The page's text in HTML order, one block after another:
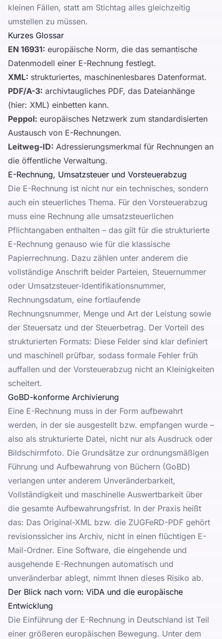
kleinen Fällen, statt am Stichtag alles gleichzeitig
umstellen zu müssen.
Kurzes Glossar
EN 16931: europäische Norm, die das semantische
Datenmodell einer E-Rechnung festlegt.
XML: strukturiertes, maschinenlesbares Datenformat.
PDF/A-3: archivtaugliches PDF, das Dateianhänge
(hier: XML) einbetten kann.
Peppol: europäisches Netzwerk zum standardisierten
Austausch von E-Rechnungen.
Leitweg-ID: Adressierungsmerkmal für Rechnungen an
die öffentliche Verwaltung.
E-Rechnung, Umsatzsteuer und Vorsteuerabzug
Die E-Rechnung ist nicht nur ein technisches, sondern
auch ein steuerliches Thema. Für den Vorsteuerabzug
muss eine Rechnung alle umsatzsteuerlichen
Pflichtangaben enthalten – das gilt für die strukturierte
E-Rechnung genauso wie für die klassische
Papierrechnung. Dazu zählen unter anderem die
vollständige Anschrift beider Parteien, Steuernummer
oder Umsatzsteuer-Identifikationsnummer,
Rechnungsdatum, eine fortlaufende
Rechnungsnummer, Menge und Art der Leistung sowie
der Steuersatz und der Steuerbetrag. Der Vorteil des
strukturierten Formats: Diese Felder sind klar definiert
und maschinell prüfbar, sodass formale Fehler früh
auffallen und der Vorsteuerabzug nicht an Kleinigkeiten
scheitert.
GoBD-konforme Archivierung
Eine E-Rechnung muss in der Form aufbewahrt
werden, in der sie ausgestellt bzw. empfangen wurde –
also als strukturierte Datei, nicht nur als Ausdruck oder
Bildschirmfoto. Die Grundsätze zur ordnungsmäßigen
Führung und Aufbewahrung von Büchern (GoBD)
verlangen unter anderem Unveränderbarkeit,
Vollständigkeit und maschinelle Auswertbarkeit über
die gesamte Aufbewahrungsfrist. In der Praxis heißt
das: Das Original-XML bzw. die ZUGFeRD-PDF gehört
revisionssicher ins Archiv, nicht in einen flüchtigen E-
Mail-Ordner. Eine Software, die eingehende und
ausgehende E-Rechnungen automatisch und
unveränderbar ablegt, nimmt Ihnen dieses Risiko ab.
Der Blick nach vorn: ViDA und die europäische
Entwicklung
Die Einführung der E-Rechnung in Deutschland ist Teil
einer größeren europäischen Bewegung. Unter dem